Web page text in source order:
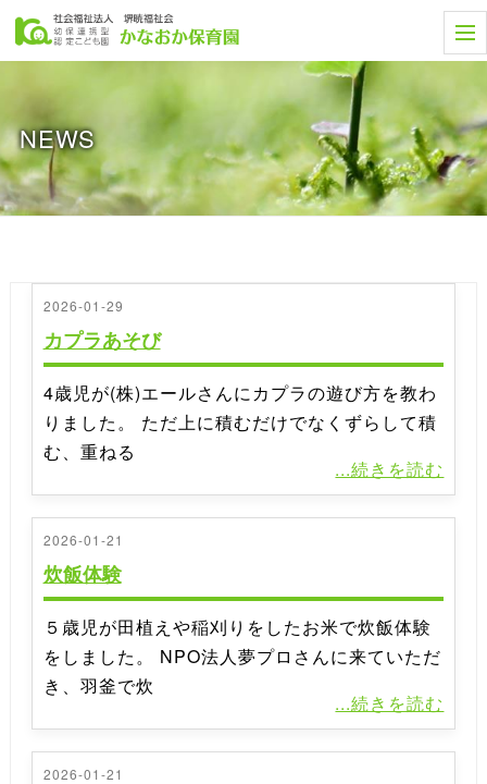
t
o
e
n
a
v
g
a
NEWS
2026-01-29
カプラあそび
4歳児が(株)エールさんにカプラの遊び方を教わ
りました。 ただ上に積むだけでなくずらして積
む、重ねる
...続きを読む
2026-01-21
炊飯体験
５歳児が田植えや稲刈りをしたお米で炊飯体験
をしました。 NPO法人夢プロさんに来ていただ
き、羽釜で炊
...続きを読む
2026-01-21